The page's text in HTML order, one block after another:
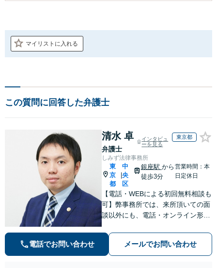
マイリストに入れる
この質問に回答した弁護士
清水 卓
弁護士
インタビュ
ーを見る
東京都
しみず法律事務所
東
京
都
中
央
区
銀座駅 から
徒歩3分
営業時間：本
日定休日
【電話・WEBによる初回無料相談も
可】弊事務所では、来所頂いての面
談以外にも、電話・オンライン形式
弁護士にご相談頂くことで、今のご
不安が和らぐとともに、問題解決の
ために前に進むことができます。
電話でお問い合わせ メールでお問い合わせ